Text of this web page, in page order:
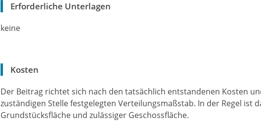
Erforderliche Unterlagen
keine
Kosten
Der Beitrag richtet sich nach den tatsächlich entstandenen Kosten
zuständigen Stelle festgelegten Verteilungsmaßstab. In der Regel ist
Grundstücksfläche und zulässiger Geschossfläche.